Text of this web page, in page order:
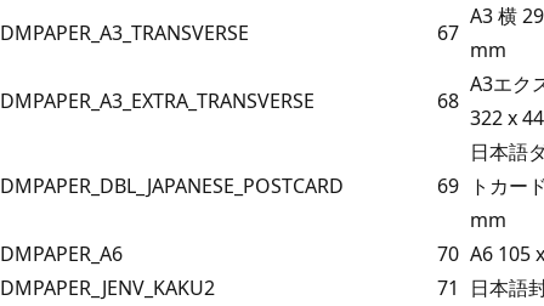
DMPAPER_A3_TRANSVERSE
67
A3 横
mm
DMPAPER_A3_EXTRA_TRANSVERSE
68
A3エク
322 x
DMPAPER_DBL_JAPANESE_POSTCARD 69
日本語
トカー
mm
DMPAPER_A6
70 A6 105
DMPAPER_JENV_KAKU2
71
日本語